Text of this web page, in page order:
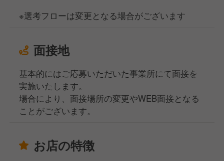
※選考フローは変更となる場合がございます
面接地
基本的にはご応募いただいた事業所にて面接を
実施いたします。
場合により、面接場所の変更やWEB面接となる
ことがございます。
お店の特徴